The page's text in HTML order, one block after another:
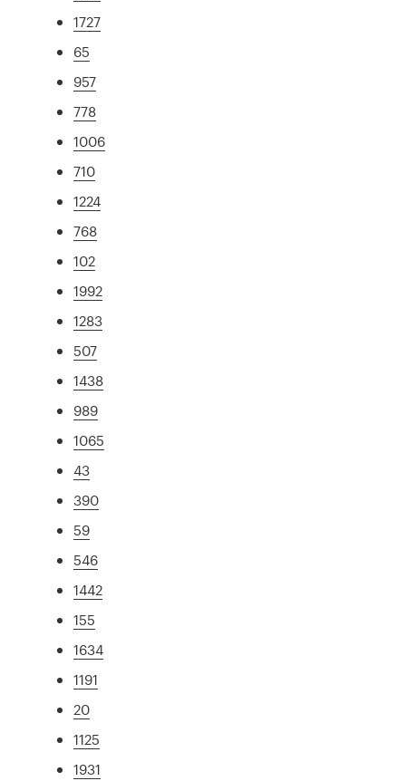
1727
65
957
778
1006
710
1224
768
102
1992
1283
507
1438
989
1065
43
390
59
546
1442
155
1634
1191
20
1125
1931